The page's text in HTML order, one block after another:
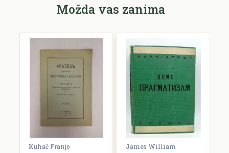
Možda vas zanima
Kuhač Franjo James William